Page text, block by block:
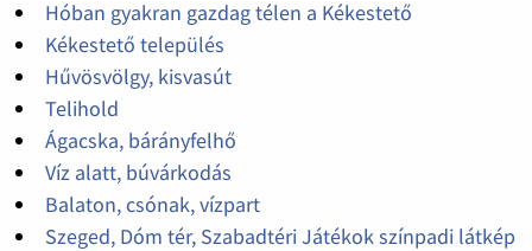
Hóban gyakran gazdag télen a Kékestető
Kékestető település
Hűvösvölgy, kisvasút
Telihold
Ágacska, bárányfelhő
Víz alatt, búvárkodás
Balaton, csónak, vízpart
Szeged, Dóm tér, Szabadtéri Játékok színpadi látkép